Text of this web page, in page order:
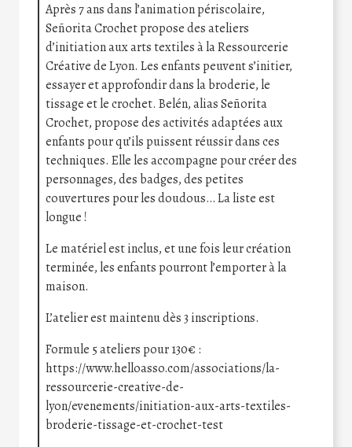
Après 7 ans dans l’animation périscolaire,
Señorita Crochet propose des ateliers
d’initiation aux arts textiles à la Ressourcerie
Créative de Lyon. Les enfants peuvent s’initier,
essayer et approfondir dans la broderie, le
tissage et le crochet. Belén, alias Señorita
Crochet, propose des activités adaptées aux
enfants pour qu’ils puissent réussir dans ces
techniques. Elle les accompagne pour créer des
personnages, des badges, des petites
couvertures pour les doudous… La liste est
longue !
Le matériel est inclus, et une fois leur création
terminée, les enfants pourront l’emporter à la
maison.
L’atelier est maintenu dès 3 inscriptions.
Formule 5 ateliers pour 130€ :
https://www.helloasso.com/associations/la-
ressourcerie-creative-de-
lyon/evenements/initiation-aux-arts-textiles-
broderie-tissage-et-crochet-test